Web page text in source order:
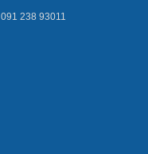
091 238 93011